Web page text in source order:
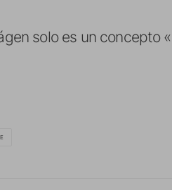
solo es un concepto